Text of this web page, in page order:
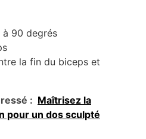
à 90 degrés
la fin du biceps et
: Maîtrisez la
pour un dos sculpté